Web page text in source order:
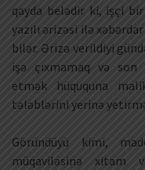
qayda belədir ki, işçi
yazılı ərizəsi ilə
bilər. Ərizə verildiyi
işə çıxmamaq və son
etmək hüququna
tələblərini yerinə
Göründüyü kimi,
müqaviləsinə xitam